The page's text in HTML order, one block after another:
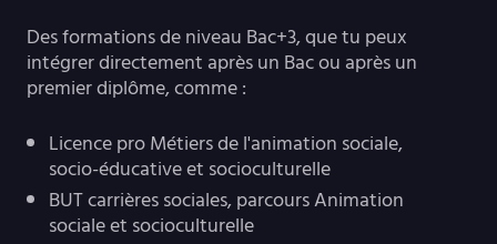
Des formations de niveau Bac+3, que tu peux
intégrer directement après un Bac ou après un
premier diplôme, comme :
Licence pro Métiers de l'animation sociale,
socio-éducative et socioculturelle
BUT carrières sociales, parcours Animation
sociale et socioculturelle